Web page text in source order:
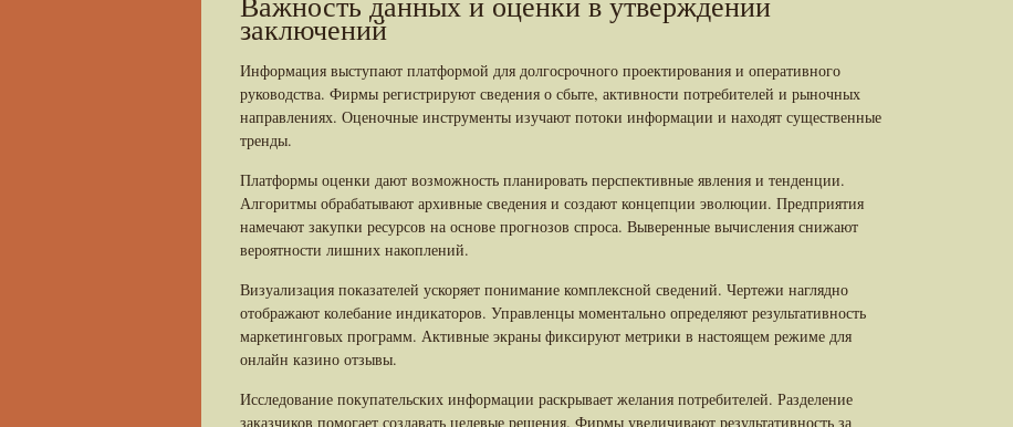
Важность данных и оценки в утверждении
заключений
Информация выступают платформой для долгосрочного проектирования и оперативного
руководства. Фирмы регистрируют сведения о сбыте, активности потребителей и рыночных
направлениях. Оценочные инструменты изучают потоки информации и находят существенные
тренды.
Платформы оценки дают возможность планировать перспективные явления и тенденции.
Алгоритмы обрабатывают архивные сведения и создают концепции эволюции. Предприятия
намечают закупки ресурсов на основе прогнозов спроса. Выверенные вычисления снижают
вероятности лишних накоплений.
Визуализация показателей ускоряет понимание комплексной сведений. Чертежи наглядно
отображают колебание индикаторов. Управленцы моментально определяют результативность
маркетинговых программ. Активные экраны фиксируют метрики в настоящем режиме для
онлайн казино отзывы.
Исследование покупательских информации раскрывает желания потребителей. Разделение
заказчиков помогает создавать целевые решения. Фирмы увеличивают результативность за